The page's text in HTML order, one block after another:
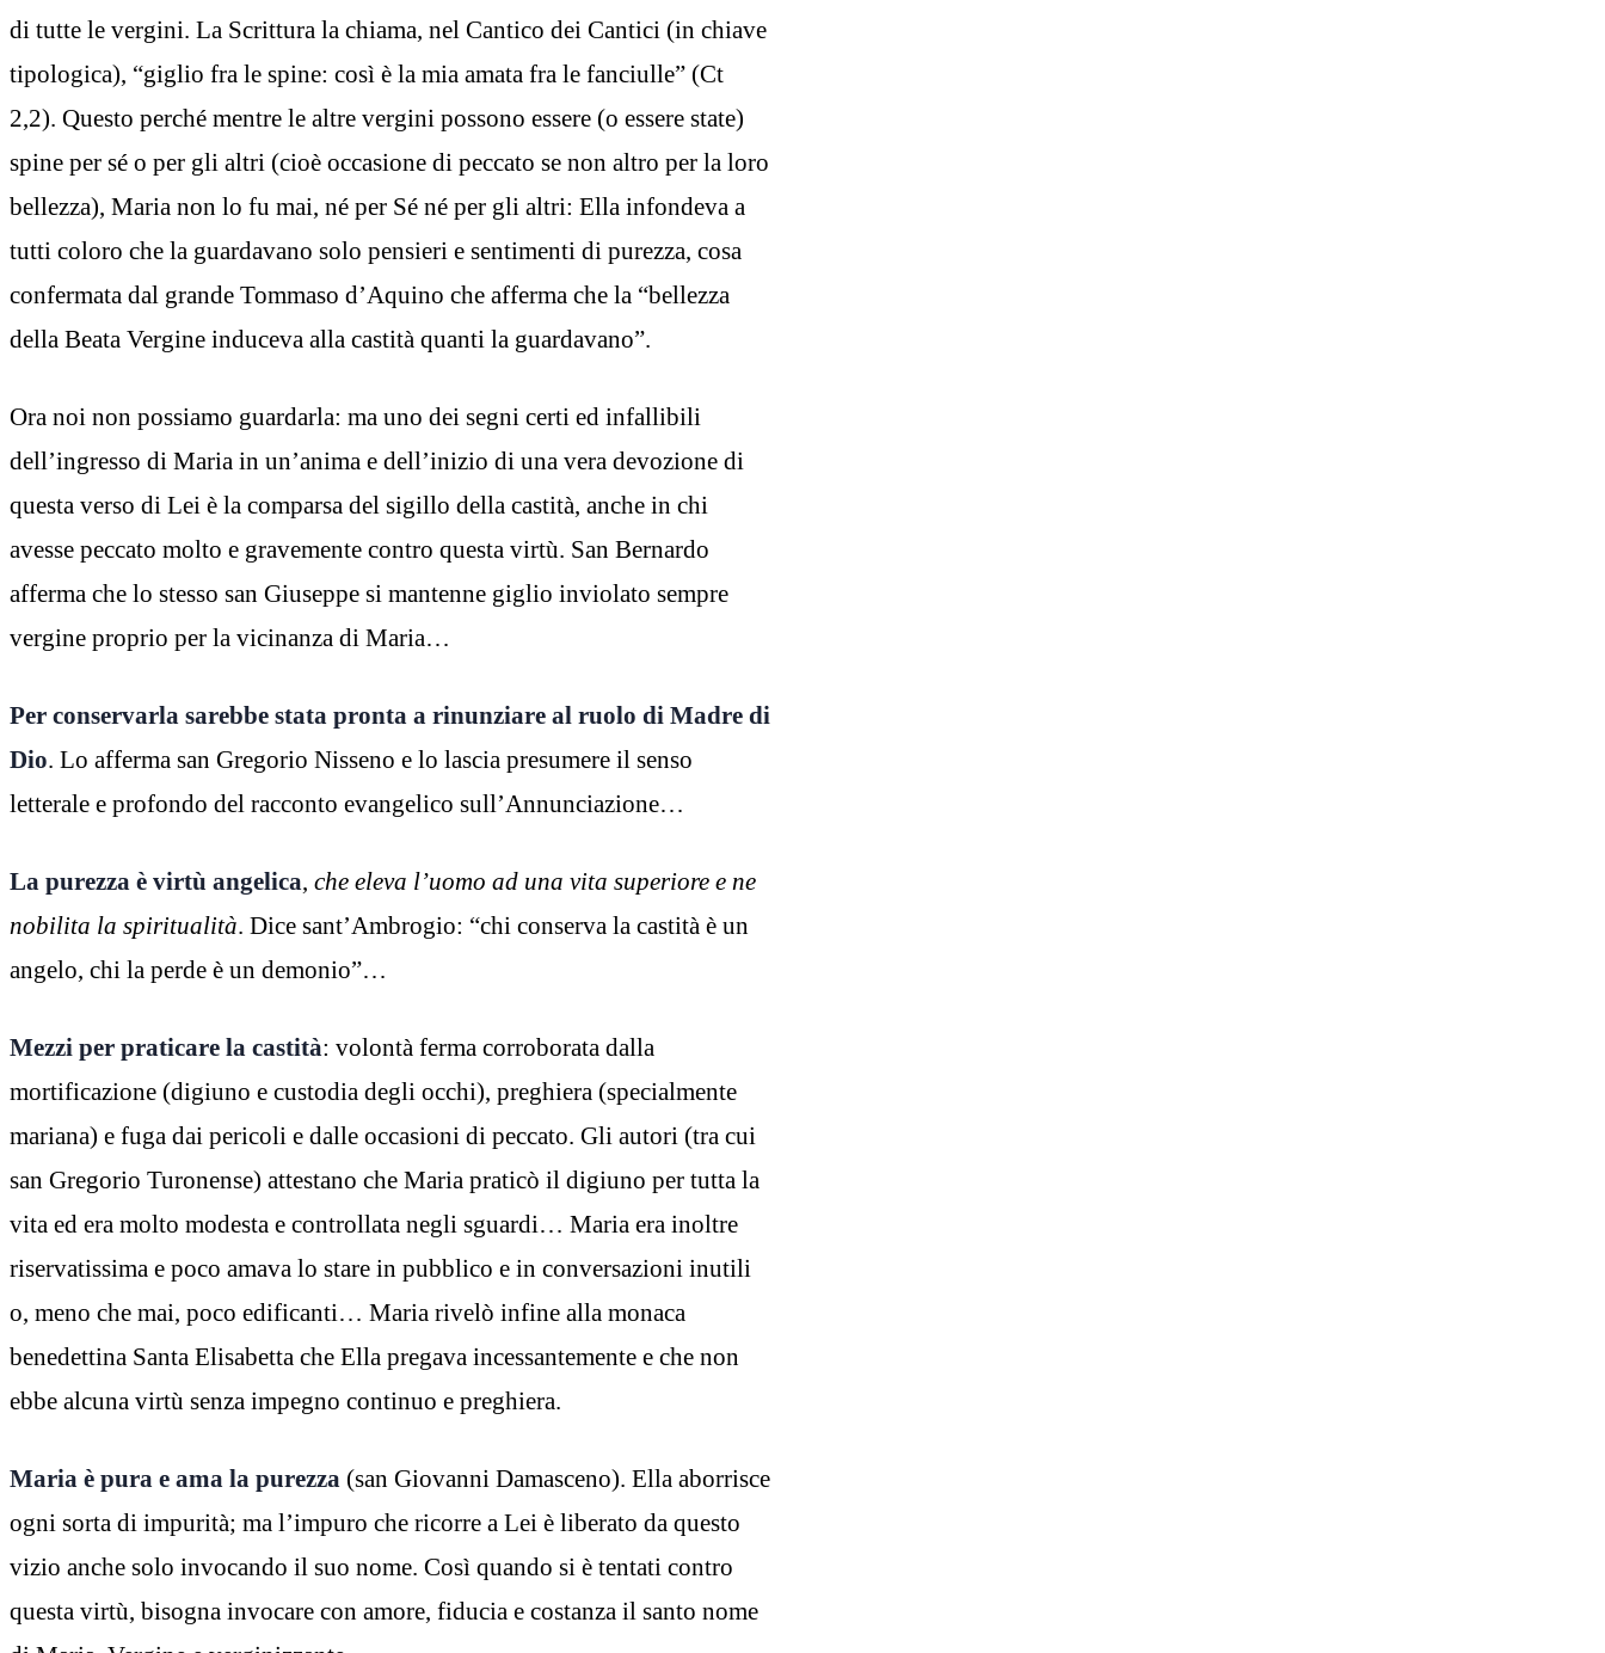
di tutte le vergini. La Scrittura la chiama, nel Cantico dei Cantici (in chiave
tipologica), “giglio fra le spine: così è la mia amata fra le fanciulle” (Ct
2,2). Questo perché mentre le altre vergini possono essere (o essere state)
spine per sé o per gli altri (cioè occasione di peccato se non altro per la loro
bellezza), Maria non lo fu mai, né per Sé né per gli altri: Ella infondeva a
tutti coloro che la guardavano solo pensieri e sentimenti di purezza, cosa
confermata dal grande Tommaso d’Aquino che afferma che la “bellezza
della Beata Vergine induceva alla castità quanti la guardavano”.
Ora noi non possiamo guardarla: ma uno dei segni certi ed infallibili
dell’ingresso di Maria in un’anima e dell’inizio di una vera devozione di
questa verso di Lei è la comparsa del sigillo della castità, anche in chi
avesse peccato molto e gravemente contro questa virtù. San Bernardo
afferma che lo stesso san Giuseppe si mantenne giglio inviolato sempre
vergine proprio per la vicinanza di Maria…
Per conservarla sarebbe stata pronta a rinunziare al ruolo di Madre di
Dio. Lo afferma san Gregorio Nisseno e lo lascia presumere il senso
letterale e profondo del racconto evangelico sull’Annunciazione…
La purezza è virtù angelica, che eleva l’uomo ad una vita superiore e ne
nobilita la spiritualità. Dice sant’Ambrogio: “chi conserva la castità è un
angelo, chi la perde è un demonio”…
Mezzi per praticare la castità: volontà ferma corroborata dalla
mortificazione (digiuno e custodia degli occhi), preghiera (specialmente
mariana) e fuga dai pericoli e dalle occasioni di peccato. Gli autori (tra cui
san Gregorio Turonense) attestano che Maria praticò il digiuno per tutta la
vita ed era molto modesta e controllata negli sguardi… Maria era inoltre
riservatissima e poco amava lo stare in pubblico e in conversazioni inutili
o, meno che mai, poco edificanti… Maria rivelò infine alla monaca
benedettina Santa Elisabetta che Ella pregava incessantemente e che non
ebbe alcuna virtù senza impegno continuo e preghiera.
Maria è pura e ama la purezza (san Giovanni Damasceno). Ella aborrisce
ogni sorta di impurità; ma l’impuro che ricorre a Lei è liberato da questo
vizio anche solo invocando il suo nome. Così quando si è tentati contro
questa virtù, bisogna invocare con amore, fiducia e costanza il santo nome